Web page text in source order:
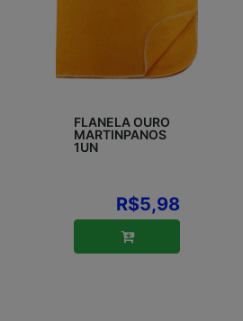
FLANELA OURO
MARTINPANOS
1UN
R$5,98